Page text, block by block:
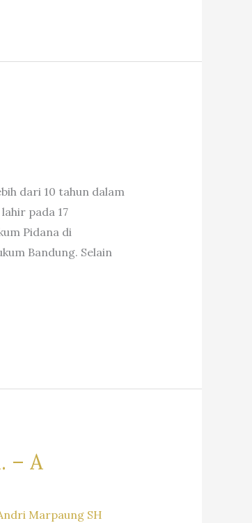
dari 10 tahun dalam
pada 17
Pidana di
Bandung. Selain
– A
Marpaung SH